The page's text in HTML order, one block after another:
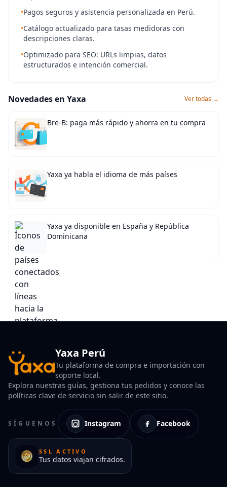
•Pagos seguros y asistencia personalizada en Perú.
•Catálogo actualizado para tasas medidoras con
descripciones claras.
•Optimizado para SEO: URLs limpias, datos
estructurados e intención comercial.
Novedades en Yaxa Ver todas →
Bre-B: paga más rápido y ahorra en tu compra
Yaxa ya habla el idioma de más países
Yaxa ya disponible en España y República
Dominicana
Yaxa Perú
Tu plataforma de compra e importación con
soporte local.
Explora nuestras guías, gestiona tus pedidos y conoce las
políticas clave de servicio sin salir de este sitio.
SÍGUENOS Instagram Facebook
SSL ACTIVO
Tus datos viajan cifrados.